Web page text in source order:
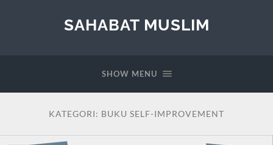
SAHABAT MUSLIM
SHOW MENU
KATEGORI: BUKU SELF-IMPROVEMENT